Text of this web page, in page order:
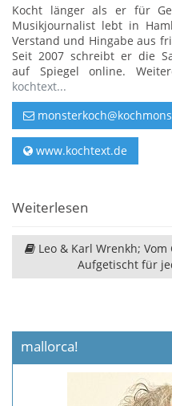
Kocht länger als er für
Musikjournalist lebt in
Verstand und Hingabe aus
Seit 2007 schreibt er die
auf Spiegel online.
kochtext...
www.kochtext.de
Weiterlesen
Leo & Karl Wrenkh;
Aufgetischt für
mallorca!